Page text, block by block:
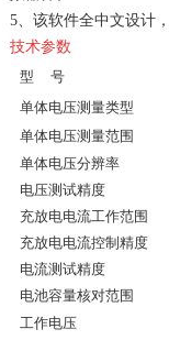
5、该软件全中文设计
技术参数
型 号
单体电压测量类型
单体电压测量范围
单体电压分辨率
电压测试精度
充放电电流工作范围
充放电电流控制精度
电流测试精度
电池容量核对范围
工作电压